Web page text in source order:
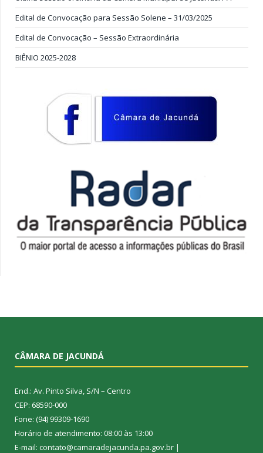
Edital de Convocação para Sessão Solene – 31/03/2025
Edital de Convocação – Sessão Extraordinária
BIÊNIO 2025-2028
CÂMARA DE JACUNDÁ
End.: Av. Pinto Silva, S/N – Centro
CEP: 68590-000
Fone: (94) 99309-1690
Horário de atendimento: 08:00 às 13:00
E-mail: contato@camaradejacunda.pa.gov.br |